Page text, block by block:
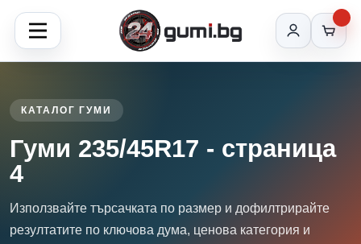
КАТАЛОГ ГУМИ
Гуми 235/45R17 - страница
4
Използвайте търсачката по размер и дофилтрирайте
резултатите по ключова дума, ценова категория и